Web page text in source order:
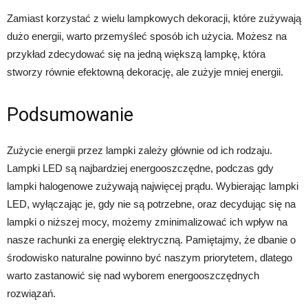
Zamiast korzystać z wielu lampkowych dekoracji, które zużywają
dużo energii, warto przemyśleć sposób ich użycia. Możesz na
przykład zdecydować się na jedną większą lampkę, która
stworzy równie efektowną dekorację, ale zużyje mniej energii.
Podsumowanie
Zużycie energii przez lampki zależy głównie od ich rodzaju.
Lampki LED są najbardziej energooszczędne, podczas gdy
lampki halogenowe zużywają najwięcej prądu. Wybierając lampki
LED, wyłączając je, gdy nie są potrzebne, oraz decydując się na
lampki o niższej mocy, możemy zminimalizować ich wpływ na
nasze rachunki za energię elektryczną. Pamiętajmy, że dbanie o
środowisko naturalne powinno być naszym priorytetem, dlatego
warto zastanowić się nad wyborem energooszczędnych
rozwiązań.